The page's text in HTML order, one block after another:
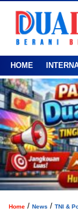
HOME
Home / News / TNI &